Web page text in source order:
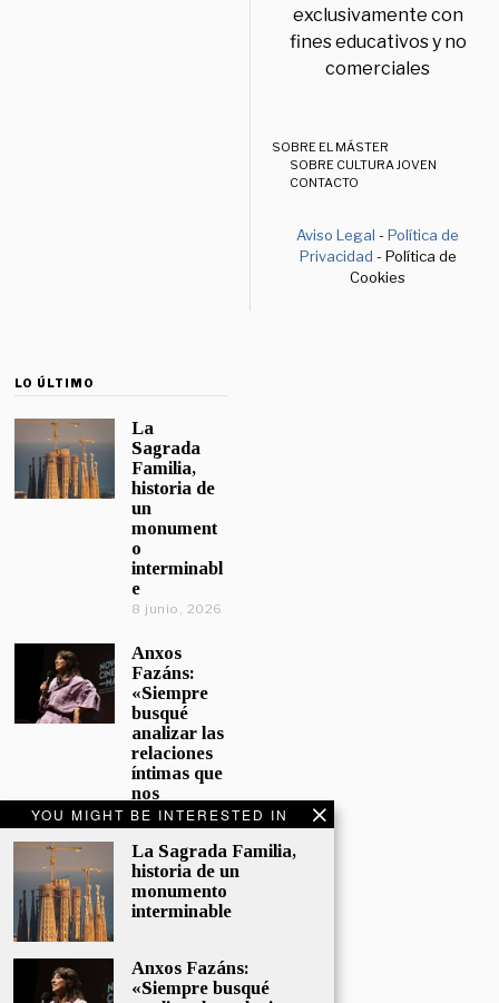
YOU MIGHT BE INTERESTED IN
La Sagrada Familia,
historia de un
monumento
interminable
Anxos Fazáns:
«Siempre busqué
exclusivamente con
fines educativos y no
comerciales
SOBRE EL MÁSTER
SOBRE CULTURA JOVEN
CONTACTO
Aviso Legal -Política de
Privacidad - Política de
Cookies
LO ÚLTIMO
La
Sagrada
Familia,
historia de
un
monument
o
interminabl
e
8 junio, 2026
Anxos
Fazáns:
«Siempre
busqué
analizar las
relaciones
íntimas que
nos
afectan»
El hijo de la
cómica, el
homenaje
Sacristán a
Fernán
Gómez